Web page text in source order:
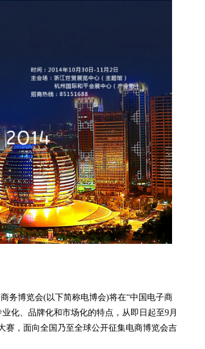
博览会(以下简称电博会)将在“中国电子商
化、品牌化和市场化的特点，从即日起至9月
赛，面向全国乃至全球公开征集电商博览会吉